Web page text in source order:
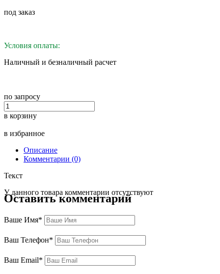
под заказ
Условия оплаты:
Наличный и безналичный расчет
по запросу
в корзину
в избранное
Описание
Комментарии (0)
Текст
У данного товара комментарии отсутствуют
Оставить комментарий
Ваше Имя*
Ваш Телефон*
Ваш Email*